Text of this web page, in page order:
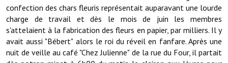
France services
France Renov
Déchets ménagers, tri sélectif, encombrants
confection des chars fleuris représentait auparavant une lourde
charge de travail et dès le mois de juin les membres
s'attelaient à la fabrication des fleurs en papier, par milliers. Il y
avait aussi "Bébert" alors le roi du réveil en fanfare. Après une
nuit de veille au café "Chez Julienne" de la rue du Four, il partait